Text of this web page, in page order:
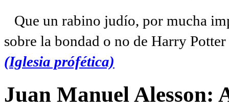
Que un rabino judío, por mucha
sobre la bondad o no de Harry
(Iglesia prófética)
Juan Manuel Alesson: